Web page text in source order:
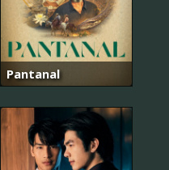
Pantanal